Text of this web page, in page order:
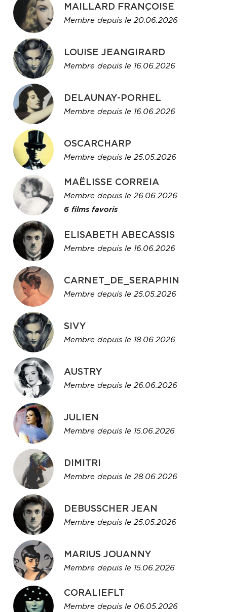
MAILLARD FRANÇOISE
Membre depuis le 20.06.2026
LOUISE JEANGIRARD
Membre depuis le 16.06.2026
DELAUNAY-PORHEL
Membre depuis le 16.06.2026
OSCARCHARP
Membre depuis le 25.05.2026
MAËLISSE CORREIA
Membre depuis le 26.06.2026
6 films favoris
ELISABETH ABECASSIS
Membre depuis le 16.06.2026
CARNET_DE_SERAPHIN
Membre depuis le 25.05.2026
SIVY
Membre depuis le 18.06.2026
AUSTRY
Membre depuis le 26.06.2026
JULIEN
Membre depuis le 15.06.2026
DIMITRI
Membre depuis le 28.06.2026
DEBUSSCHER JEAN
Membre depuis le 25.05.2026
MARIUS JOUANNY
Membre depuis le 15.06.2026
CORALIEFLT
Membre depuis le 06.05.2026